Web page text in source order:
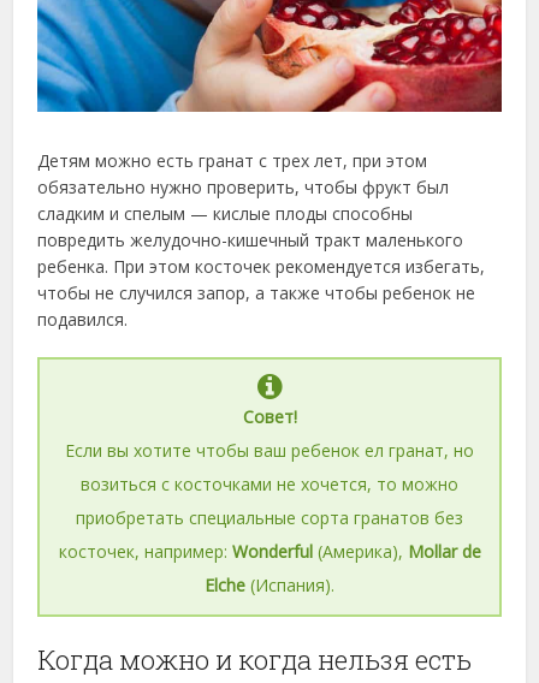
Детям можно есть гранат с трех лет, при этом
обязательно нужно проверить, чтобы фрукт был
сладким и спелым — кислые плоды способны
повредить желудочно-кишечный тракт маленького
ребенка. При этом косточек рекомендуется избегать,
чтобы не случился запор, а также чтобы ребенок не
подавился.
Совет!
Если вы хотите чтобы ваш ребенок ел гранат, но
возиться с косточками не хочется, то можно
приобретать специальные сорта гранатов без
косточек, например: Wonderful(Америка), Mollar de
Elche (Испания).
Когда можно и когда нельзя есть